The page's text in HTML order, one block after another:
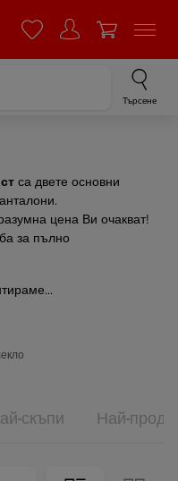
Търсене
са двете основни
цена Ви очакват!
за пълно
скъпи Най-